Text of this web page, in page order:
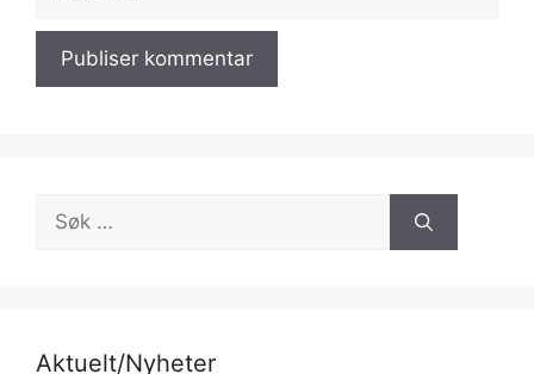
Søk
etter:
Aktuelt/Nyheter